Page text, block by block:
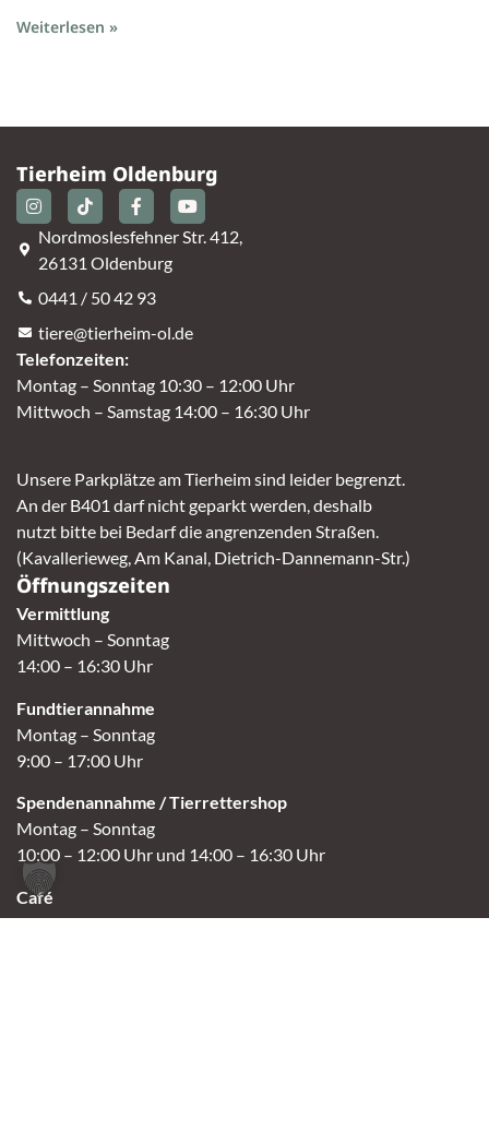
Weiterlesen »
Tierheim Oldenburg
Nordmoslesfehner Str. 412,
26131 Oldenburg
0441 / 50 42 93
tiere@tierheim-ol.de
Telefonzeiten:
Montag – Sonntag 10:30 – 12:00 Uhr
Mittwoch – Samstag 14:00 – 16:30 Uhr
Unsere Parkplätze am Tierheim sind leider begrenzt.
An der B401 darf nicht geparkt werden, deshalb
nutzt bitte bei Bedarf die angrenzenden Straßen.
(Kavallerieweg, Am Kanal, Dietrich-Dannemann-Str.)
Öffnungszeiten
Vermittlung
Mittwoch – Sonntag
14:00 – 16:30 Uhr
Fundtierannahme
Montag – Sonntag
9:00 – 17:00 Uhr
Spendenannahme / Tierrettershop
Montag – Sonntag
10:00 – 12:00 Uhr und 14:00 – 16:30 Uhr
Café
Samstag & Sonntag